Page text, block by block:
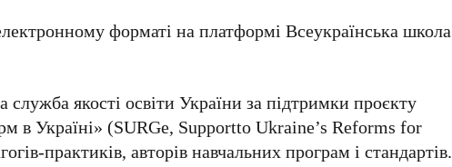
форматі на платформі Всеукраїнська школа
якості освіти України за підтримки проєкту
в Україні» (SURGe, Supportto Ukraine’s Reforms for
практиків, авторів навчальних програм і стандартів.